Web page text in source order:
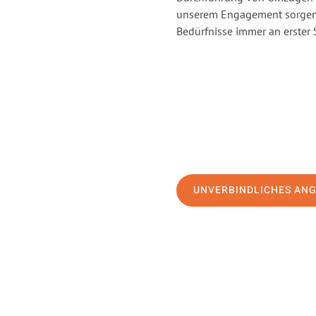
unserem Engagement
Bedürfnisse immer an erster
UNVERBINDLICHES